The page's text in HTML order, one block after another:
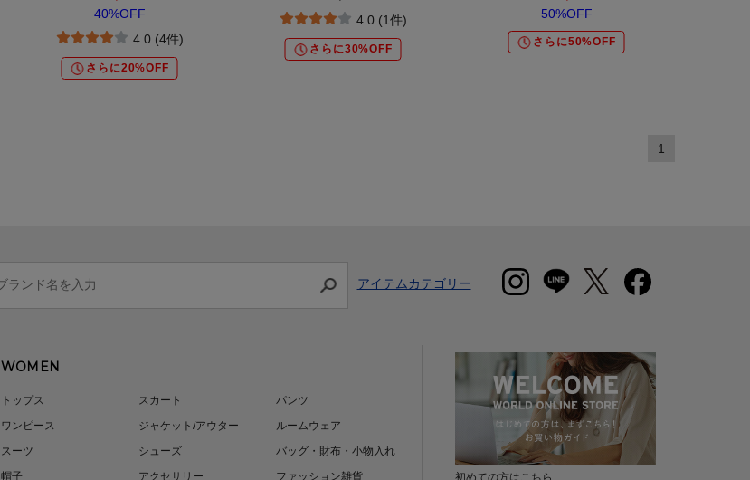
40%OFF
4.0 (4件)
さらに20%OFF
4.0 (1件)
さらに30%OFF
50%OFF
さらに50%OFF
1
アイテムカテゴリー
WOMEN
トップス スカート
パンツ
ワンピース
ジャケット/アウター
ルームウェア
スーツ
シューズ
バッグ・財布・小物入れ
帽子
アクセサリー ファッション雑貨